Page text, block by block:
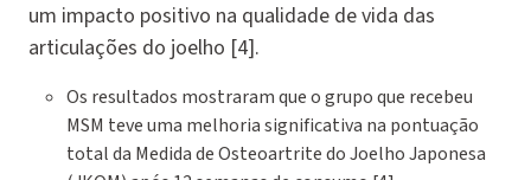
um impacto positivo na qualidade de vida das
articulações do joelho [4].
Os resultados mostraram que o grupo que recebeu
MSM teve uma melhoria significativa na pontuação
total da Medida de Osteoartrite do Joelho Japonesa